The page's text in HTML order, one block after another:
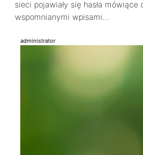
sieci pojawiały się hasła
wspomnianymi wpisami…
administrator